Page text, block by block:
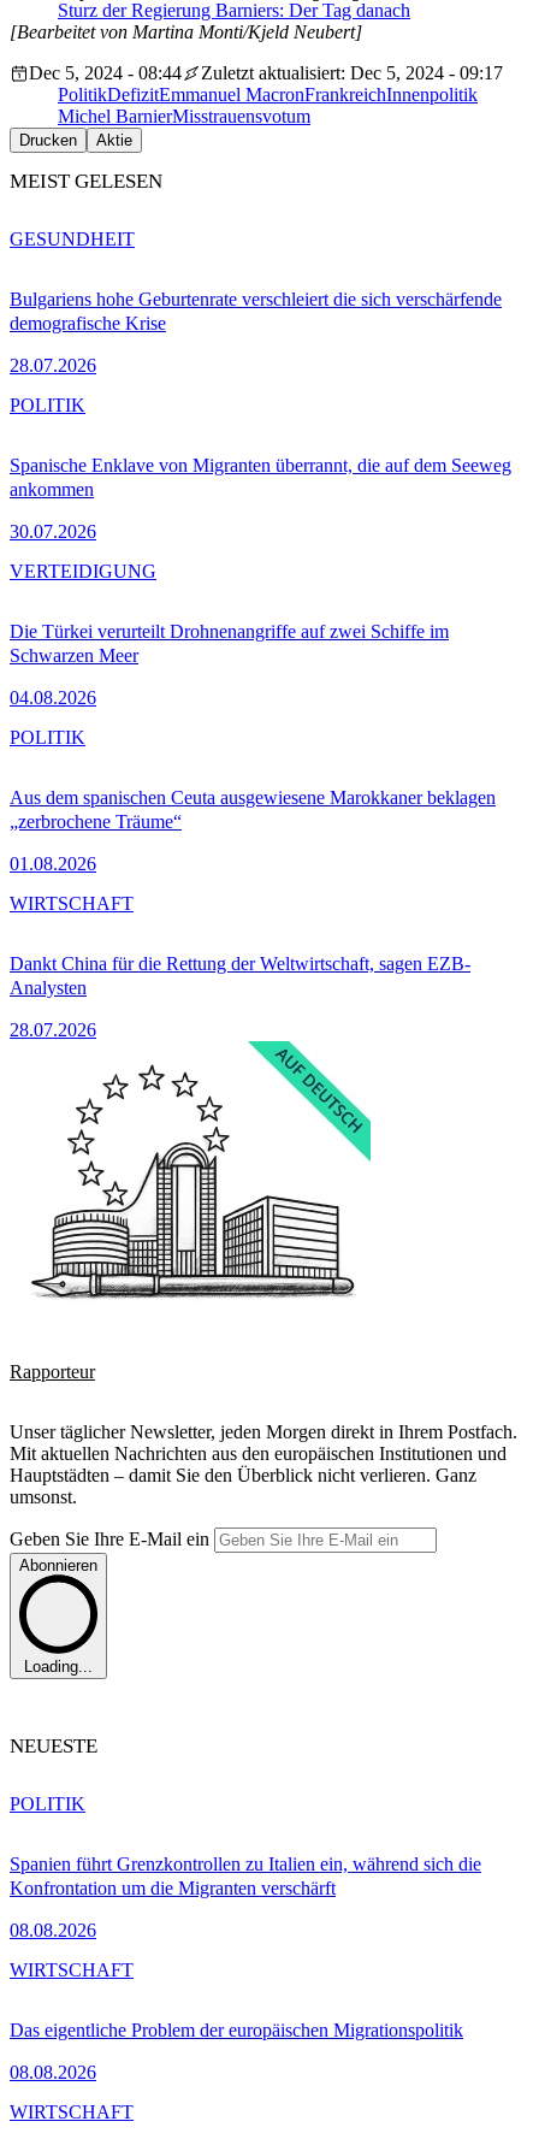
Sturz der Regierung Barniers: Der Tag danach
[Bearbeitet von Martina Monti/Kjeld Neubert]
Dec 5, 2024 - 08:44
Zuletzt aktualisiert: Dec 5, 2024 - 09:17
PolitikDefizitEmmanuel MacronFrankreichInnenpolitik
Michel BarnierMisstrauensvotum
Drucken Aktie
MEIST GELESEN
Bulgariens hohe Geburtenrate verschleiert die sich verschärfende
demografische Krise
28.07.2026
GESUNDHEIT
Spanische Enklave von Migranten überrannt, die auf dem Seeweg
ankommen
30.07.2026
POLITIK
Die Türkei verurteilt Drohnenangriffe auf zwei Schiffe im
Schwarzen Meer
04.08.2026
VERTEIDIGUNG
Aus dem spanischen Ceuta ausgewiesene Marokkaner beklagen
„zerbrochene Träume“
01.08.2026
POLITIK
Dankt China für die Rettung der Weltwirtschaft, sagen EZB-
Analysten
28.07.2026
WIRTSCHAFT
Rapporteur
Unser täglicher Newsletter, jeden Morgen direkt in Ihrem Postfach.
Mit aktuellen Nachrichten aus den europäischen Institutionen und
Hauptstädten – damit Sie den Überblick nicht verlieren. Ganz
umsonst.
Geben Sie Ihre E-Mail ein
Abonnieren
Loading...
NEUESTE
Spanien führt Grenzkontrollen zu Italien ein, während sich die
Konfrontation um die Migranten verschärft
08.08.2026
POLITIK
Das eigentliche Problem der europäischen Migrationspolitik
08.08.2026
WIRTSCHAFT
WIRTSCHAFT